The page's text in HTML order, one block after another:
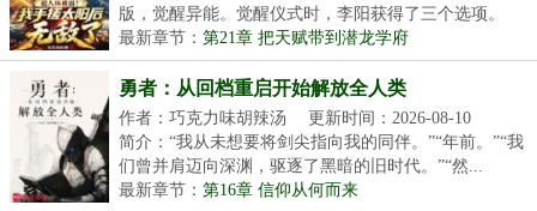
版，觉醒异能。觉醒仪式时，李阳获得了三个选项。
【响...
最新章节： 第21章 把天赋带到潜龙学府
勇者：从回档重启开始解放全人类
作者：巧克力味胡辣汤
更新时间：2026-08-10
21:11:04
简介：“我从未想要将剑尖指向我的同伴。”“年前。”“我
们曾并肩迈向深渊，驱逐了黑暗的旧时代。”“然...
最新章节： 第16章 信仰从何而来